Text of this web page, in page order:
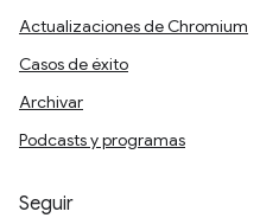
Actualizaciones de Chromium
Casos de éxito
Archivar
Podcasts y programas
Seguir